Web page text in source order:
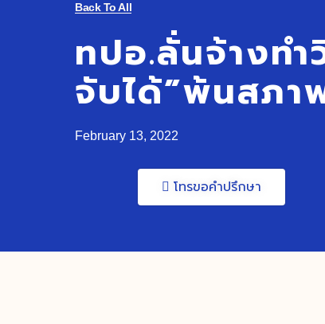
Back To All
ทปอ.ลั่นจ้างท
จับได้”พ้นสภา
February 13, 2022
โทรขอคำปรึกษา